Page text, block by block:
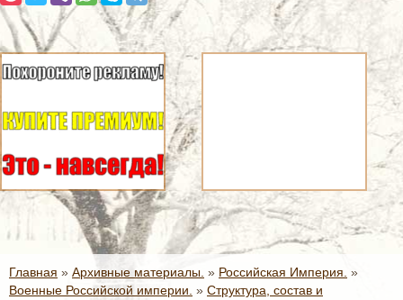
Главная » Архивные материалы. » Российская Империя. »
Военные Российской империи. » Структура, состав и